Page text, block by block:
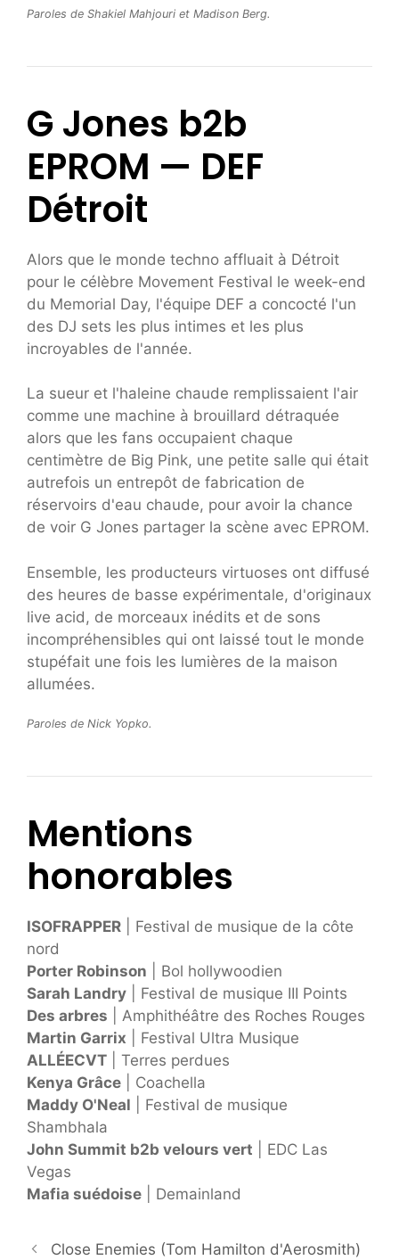
Paroles de Shakiel Mahjouri et Madison Berg.
G Jones b2b
EPROM — DEF
Détroit
Alors que le monde techno affluait à Détroit
pour le célèbre Movement Festival le week-end
du Memorial Day, l'équipe DEF a concocté l'un
des DJ sets les plus intimes et les plus
incroyables de l'année.
La sueur et l'haleine chaude remplissaient l'air
comme une machine à brouillard détraquée
alors que les fans occupaient chaque
centimètre de Big Pink, une petite salle qui était
autrefois un entrepôt de fabrication de
réservoirs d'eau chaude, pour avoir la chance
de voir G Jones partager la scène avec EPROM.
Ensemble, les producteurs virtuoses ont diffusé
des heures de basse expérimentale, d'originaux
live acid, de morceaux inédits et de sons
incompréhensibles qui ont laissé tout le monde
stupéfait une fois les lumières de la maison
allumées.
Paroles de Nick Yopko.
Mentions
honorables
ISOFRAPPER | Festival de musique de la côte
nord
Porter Robinson | Bol hollywoodien
Sarah Landry | Festival de musique III Points
Des arbres | Amphithéâtre des Roches Rouges
Martin Garrix | Festival Ultra Musique
ALLÉECVT | Terres perdues
Kenya Grâce | Coachella
Maddy O'Neal | Festival de musique
Shambhala
John Summit b2b velours vert | EDC Las
Vegas
Mafia suédoise | Demainland
Close Enemies (Tom Hamilton d'Aerosmith)